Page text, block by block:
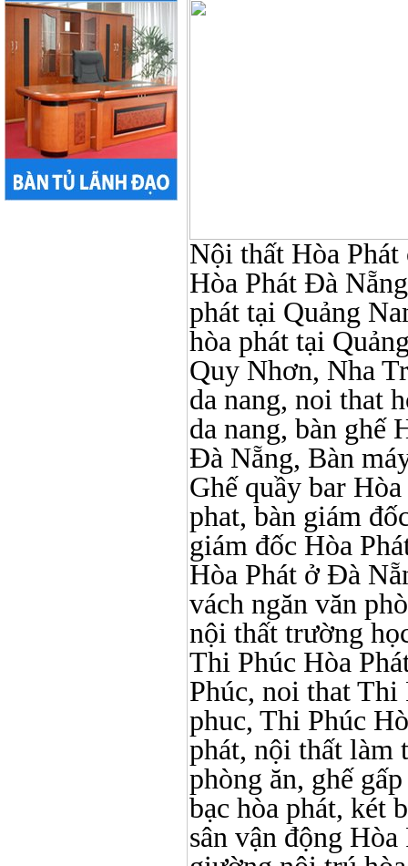
Nội thất Hòa
Hòa Phát Đà
phát tại Quảng
hòa phát tại
Quy Nhơn, Nha
da nang, noi that
da nang, bàn ghế
Đà Nẵng, Bàn
Ghế quầy bar
phat, bàn giám
giám đốc Hòa
Hòa Phát ở Đà
vách ngăn văn
nội thất trường
Thi Phúc Hòa
Phúc, noi that
phuc, Thi Phúc
phát, nội thất làm
phòng ăn, ghế
bạc hòa phát, két
sân vận động